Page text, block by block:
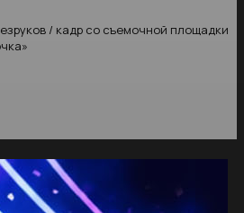
/ кадр со съемочной площадки